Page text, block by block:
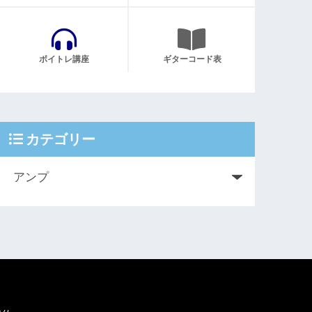
ボイトレ講座 ギターコード表
カテゴリー